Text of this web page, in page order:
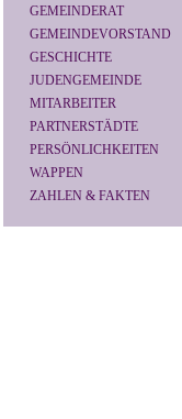
GEMEINDERAT
GEMEINDEVORSTAND
GESCHICHTE
JUDENGEMEINDE
MITARBEITER
PARTNERSTÄDTE
PERSÖNLICHKEITEN
WAPPEN
ZAHLEN & FAKTEN